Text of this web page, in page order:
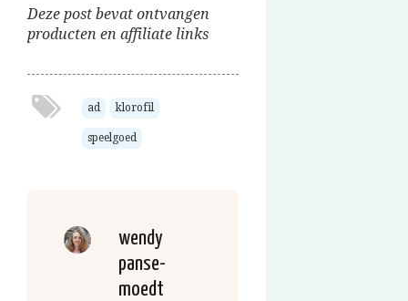
Deze post bevat ontvangen
producten en affiliate links
ad klorofil
speelgoed
wendy
panse-
moedt